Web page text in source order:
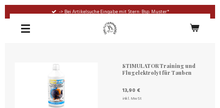
springen
-> Bei Artikelsuche Eingabe mit Stern: Bsp. Muster*
STIMULATOR Training und
Flugelektrolyt für Tauben
13,90 €
inkl. MwSt